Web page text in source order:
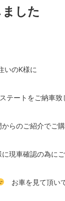
した
いのK様に
テートをご納車致
らのご紹介でご
現車確認の為に
お車を見て頂い